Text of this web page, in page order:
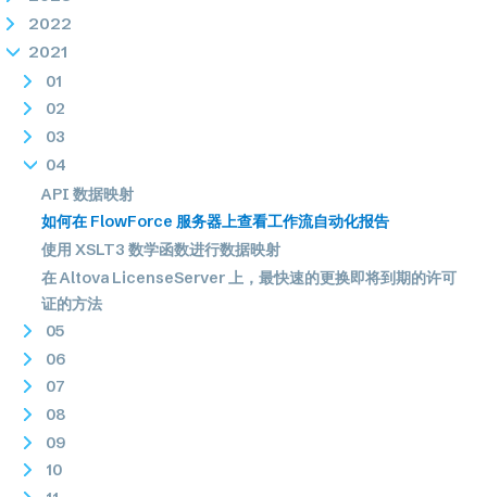
2022
2021
01
02
03
04
API 数据映射
如何在 FlowForce 服务器上查看工作流自动化报告
使用 XSLT3 数学函数进行数据映射
在 Altova LicenseServer 上，最快速的更换即将到期的许可
证的方法
05
06
07
08
09
10